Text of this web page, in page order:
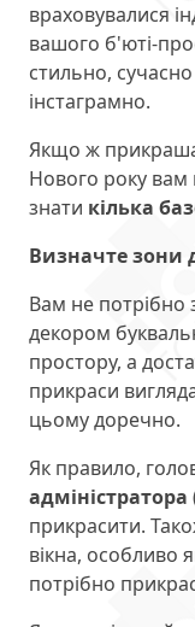
враховувалися
вашого б'юті-
стильно,
інстаграмно.
Якщо ж
Нового року вам
знати кілька
Визначте зони
Вам не
декором
простору, а
прикраси
цьому доречно.
Як правило,
адміністратора
прикрасити.
вікна, особливо
потрібно